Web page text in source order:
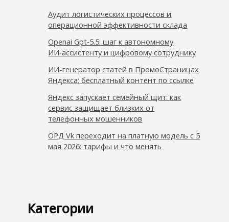
Аудит логистических процессов и
операционной эффективности склада
Openai Gpt‑5.5: шаг к автономному
ИИ‑ассистенту и цифровому сотруднику
ИИ-генератор статей в ПромоСтраницах
Яндекса: бесплатный контент по ссылке
Яндекс запускает семейный щит: как
сервис защищает близких от
телефонных мошенников
ОРД Vk переходит на платную модель с 5
мая 2026: тарифы и что менять
Категории